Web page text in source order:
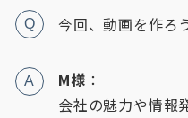
Q 今回、動画を作ろ
A M様 ：
会社の魅力や情報